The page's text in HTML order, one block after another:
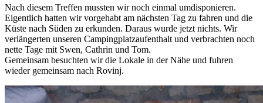
Nach diesem Treffen mussten wir noch einmal umdisponieren.
Eigentlich hatten wir vorgehabt am nächsten Tag zu fahren und die
Küste nach Süden zu erkunden. Daraus wurde jetzt nichts. Wir
verlängerten unseren Campingplatzaufenthalt und verbrachten noch
nette Tage mit Swen, Cathrin und Tom.
Gemeinsam besuchten wir die Lokale in der Nähe und fuhren
wieder gemeinsam nach Rovinj.